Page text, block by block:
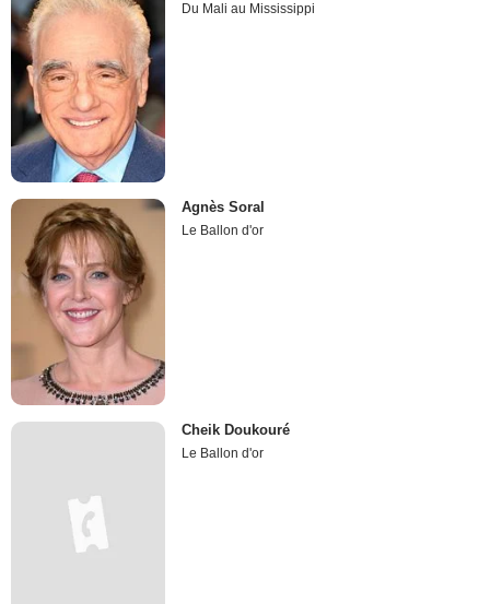
Du Mali au Mississippi
Agnès Soral
Le Ballon d'or
Cheik Doukouré
Le Ballon d'or